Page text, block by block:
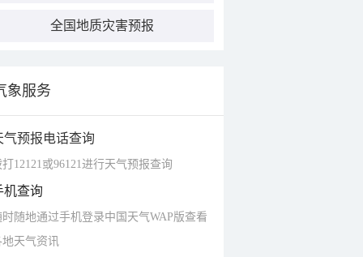
全国地质灾害预报
象服务
气预报电话查询
打12121或96121进行天气预报查询
机查询
时随地通过手机登录中国天气WAP版查看
地天气资讯